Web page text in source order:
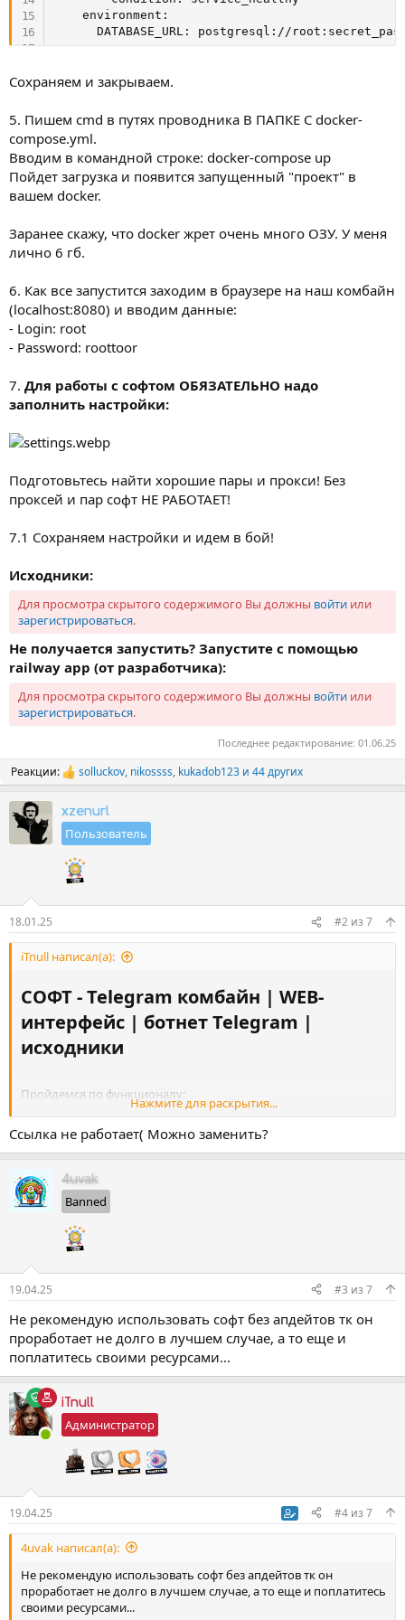
    environment
:
DATABASE_URL : postgresql : //
    container_name
    restart
    volumes
:
    environment
:
POSTGRES_DB:
POSTGRES_PASSWORD
    healthcheck
:
      test
: ["CMD-SHELL" , "pg_isready -U
      interval
      retries
: 5
Сохраняем и закрываем.
5. Пишем cmd в путях проводника В ПАПКЕ С docker-
compose.yml.
Вводим в командной строке: docker-compose up
Пойдет загрузка и появится запущенный "проект" в
вашем docker.
Заранее скажу, что docker жрет очень много ОЗУ. У меня
лично 6 гб.
6. Как все запустится заходим в браузере на наш комбайн
(localhost:8080) и вводим данные:
- Login: root
- Password: roottoor
7. Для работы с софтом ОБЯЗАТЕЛЬНО надо
заполнить настройки:
Подготовьтесь найти хорошие пары и прокси! Без
проксей и пар софт НЕ РАБОТАЕТ!
7.1 Сохраняем настройки и идем в бой!
Исходники:
Для просмотра скрытого содержимого Вы должны войти или
зарегистрироваться.
Не получается запустить? Запустите с помощью
railway app (от разработчика):
Для просмотра скрытого содержимого Вы должны войти или
зарегистрироваться.
Последнее редактирование: 01.06.25
Реакции:
Р
а
к
solluckov, nikossss, kukadob123 и 44 других
xzenurl
Пользователь
18.01.25 #2 из7
iTnull написал(а):
СОФТ - Telegram комбайн | WEB-
интерфейс | ботнет Telegram |
исходники​
Пройдемся по функционалу:
Вход, добавление аккаунтов:
Все вариации .session
TData
По номеру
QR code
2.
Авто-установка паролей
Валидатор (чекер)
Узнать регион, наличие премиум
3.Основной функционал:
Автовход в каналы/чаты
Автовыход из чатов/каналов
Спамер по комментариям
Спамер по комментариям (по списку каналов)
Массовое голосование
Спамер в группы
Спамер в группы по списку КАНАЛОВ
Нажмите для раскрытия...
Ссылка не работает( Можно заменить?
4uvak
Banned
19.04.25 #3 из7
Не рекомендую использовать софт без апдейтов тк он
проработает не долго в лучшем случае, а то еще и
поплатитесь своими ресурсами...
iTnull
Администратор
19.04.25 #4 из7
4uvak написал(а):
Не рекомендую использовать софт без апдейтов тк он
проработает не долго в лучшем случае, а то еще и поплатитесь
своими ресурсами...